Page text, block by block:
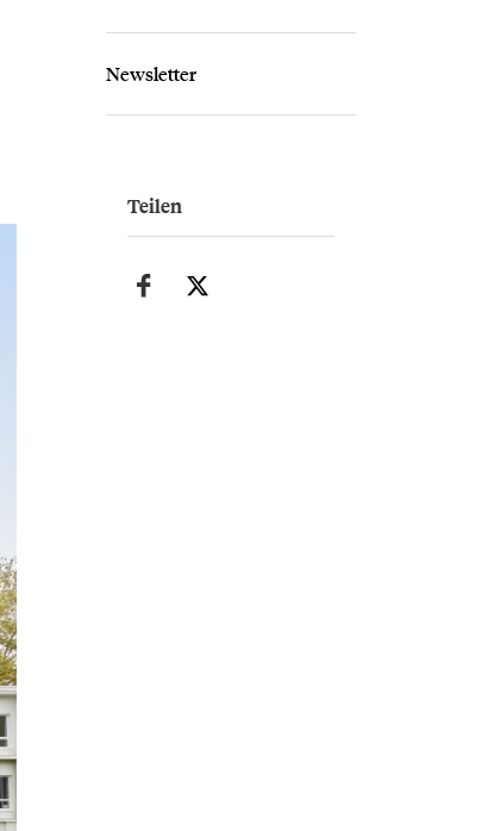
Newsletter
Teilen